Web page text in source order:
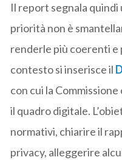
Il report segnala quindi
priorità non è
renderle più coerenti
contesto si inserisce il
con cui la
il quadro digitale.
normativi, chiarire il
privacy, alleggerire